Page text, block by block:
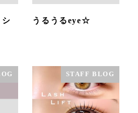
うるうるeye☆
STAFF BLOG